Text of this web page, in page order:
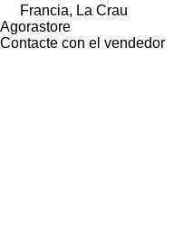
Francia, La Crau
Agorastore
Contacte con el vendedor